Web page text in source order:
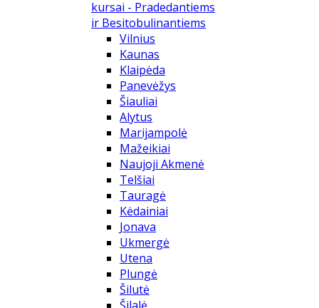
kursai - Pradedantiems
ir Besitobulinantiems
Vilnius
Kaunas
Klaipėda
Panevėžys
Šiauliai
Alytus
Marijampolė
Mažeikiai
Naujoji Akmenė
Telšiai
Tauragė
Kėdainiai
Jonava
Ukmergė
Utena
Plungė
Šilutė